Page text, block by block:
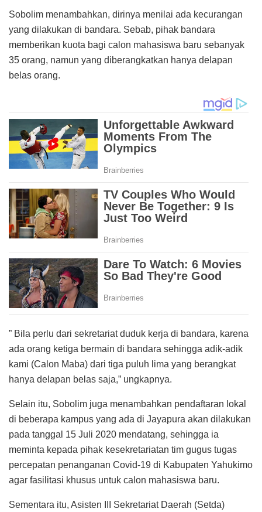
Sobolim menambahkan, dirinya menilai ada kecurangan
yang dilakukan di bandara. Sebab, pihak bandara
memberikan kuota bagi calon mahasiswa baru sebanyak
35 orang, namun yang diberangkatkan hanya delapan
belas orang.
” Bila perlu dari sekretariat duduk kerja di bandara, karena
ada orang ketiga bermain di bandara sehingga adik-adik
kami (Calon Maba) dari tiga puluh lima yang berangkat
hanya delapan belas saja,” ungkapnya.
Selain itu, Sobolim juga menambahkan pendaftaran lokal
di beberapa kampus yang ada di Jayapura akan dilakukan
pada tanggal 15 Juli 2020 mendatang, sehingga ia
meminta kepada pihak kesekretariatan tim gugus tugas
percepatan penanganan Covid-19 di Kabupaten Yahukimo
agar fasilitasi khusus untuk calon mahasiswa baru.
Sementara itu, Asisten III Sekretariat Daerah (Setda)